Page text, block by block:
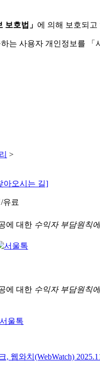
보호법」 에 의해 보호되고
는 사용자 개인정보를
>
아오시는 길]
유료
에 대한 수익자 부담원칙
에 대한 수익자 부담원칙